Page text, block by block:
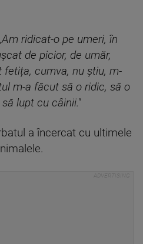
ridicat-o pe umeri, în
de picior, de umăr,
cumva, nu știu, m-
m-a făcut să o ridic, să o
lupt cu câinii."
a încercat cu ultimele